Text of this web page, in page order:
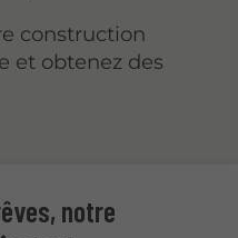
construction
et obtenez des
notre